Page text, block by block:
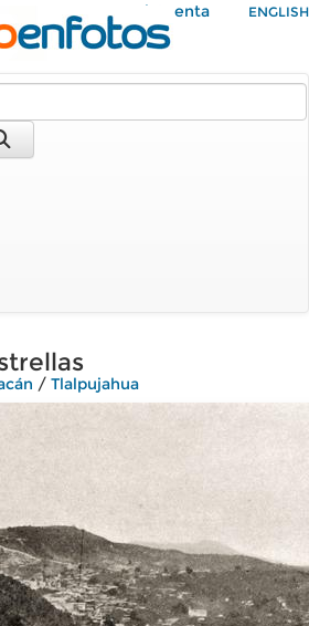
Mi Cuenta ENGLISH
/ Tlalpujahua